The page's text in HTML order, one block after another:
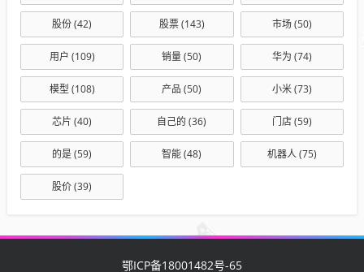
股份(42) 股票(143) 市场(50)
用户 (109) 销量(50) 华为 (74)
模型 (108) 产品 (50) 小米(73)
芯片 (40) 自己的 (36) 门店(59)
的是(59) 智能(48) 机器人(75)
股价(39)
鄂ICP备18001482号-65